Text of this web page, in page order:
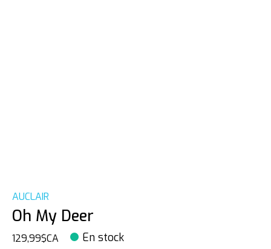
AUCLAIR
Oh My Deer
129,99$CA En stock